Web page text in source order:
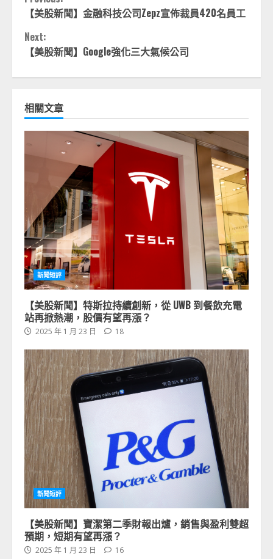
Reading
【美股新聞】金融科技公司Zepz宣佈裁員420名員工
Next:
【美股新聞】Google強化三大氣候公司
相關文章
新聞短評
【美股新聞】特斯拉持續創新，從 UWB 到餐飲充電
站再掀熱潮，股價有望再漲？
2025 年 1 月 23 日 18
新聞短評
【美股新聞】寶潔第二季財報出爐，銷售與盈利雙超
預期，短期有望再漲？
2025 年 1 月 23 日 16